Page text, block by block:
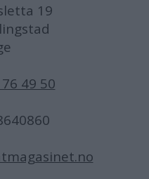
19
49 50